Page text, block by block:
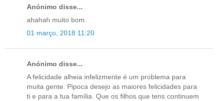
Anónimo disse...
ahahah muito bom
01 março, 2018 11:20
Anónimo disse...
A felicidade alheia infelizmente é um problema para
muita gente. Pipoca desejo as maiores felicidades para
ti e para a tua família. Que os filhos que tens continuem